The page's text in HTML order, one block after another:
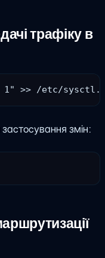
трафіку в
1" >> /etc/
змін: